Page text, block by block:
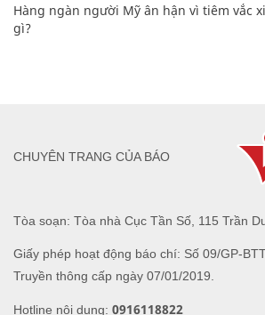
Hàng ngàn người Mỹ ân hận vì tiêm vắc
gì?
Tòa soạn: Tòa nhà Cục Tần Số, 115 Trần
Giấy phép hoạt động báo chí: Số 09/GP-
Truyền thông cấp ngày 07/01/2019.
Hotline nội dung: 0916118822
CHUYÊN TRANG CỦA BÁO